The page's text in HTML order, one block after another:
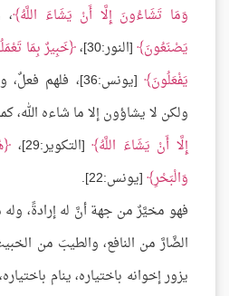
وَمَا تَشَاءُونَ إِلَّا أَنْ يَشَاءَ اللَّهُ ،
يَصْنَعُونَ [النور:30]، خَبِيرٌ بِمَا
يَفْعَلُونَ
[يونس:36]، فلهم
ولكن لا يشاؤون إلا ما شاءه الله،
إِلَّا أَنْ يَشَاءَ اللَّهُ [التكوير:29]،
وَالْبَحْرِ [يونس:22].
فهو مخيَّرٌ من جهة أنَّ له إرادةً، وله
الضَّارَّ من النافع، والطيبَ من
يزور إخوانه باختياره، ينام